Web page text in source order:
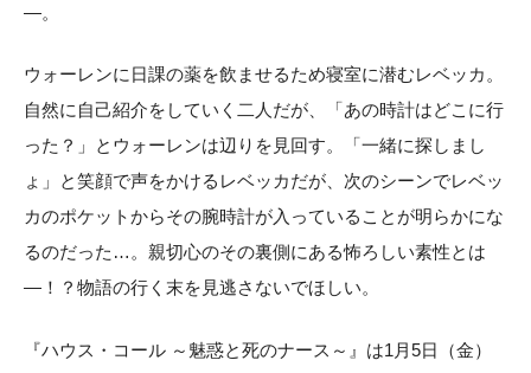
—。
ウォーレンに日課の薬を飲ませるため寝室に潜むレベッカ。
自然に自己紹介をしていく二人だが、「あの時計はどこに行
った？」とウォーレンは辺りを見回す。「一緒に探しまし
ょ」と笑顔で声をかけるレベッカだが、次のシーンでレベッ
カのポケットからその腕時計が入っていることが明らかにな
るのだった…。親切心のその裏側にある怖ろしい素性とは
—！？物語の行く末を見逃さないでほしい。
『ハウス・コール ～魅惑と死のナース～』は1月5日（金）